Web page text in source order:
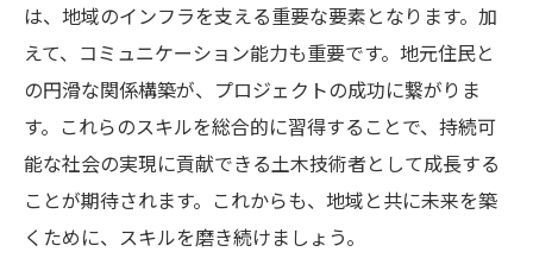
は、地域のインフラを支える重要な要素となります。加
えて、コミュニケーション能力も重要です。地元住民と
の円滑な関係構築が、プロジェクトの成功に繋がりま
す。これらのスキルを総合的に習得することで、持続可
能な社会の実現に貢献できる土木技術者として成長する
ことが期待されます。これからも、地域と共に未来を築
くために、スキルを磨き続けましょう。